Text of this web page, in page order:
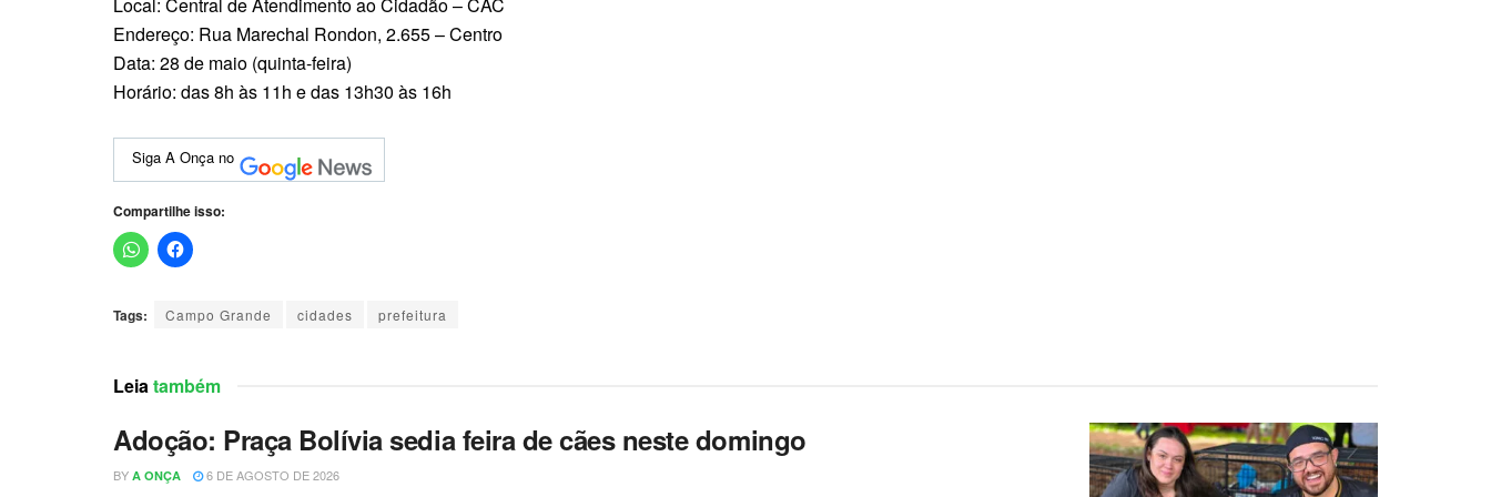
Endereço: Rua Marechal Rondon, 2.655 – Centro
Data: 28 de maio (quinta-feira)
Horário: das 8h às 11h e das 13h30 às 16h
Siga A Onça no
Compartilhe isso:
Tags: Campo Grande cidades prefeitura
Leiatambém
Adoção: Praça Bolívia sedia feira de cães neste domingo
BY A ONÇA 6 DE AGOSTO DE 2026